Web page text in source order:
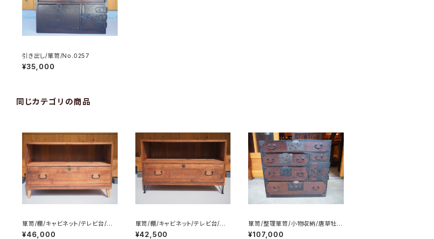
引き出し/箪笥/No.0257
¥35,000
同じカテゴリの商品
箪笥/棚/キャビネット/テレビ台/チ
ェスト/サイドボード/No.0232-2
¥46,000
箪笥/棚/キャビネット/テレビ台/チ
ェスト/サイドボード/No.0232-3
¥42,500
箪笥/整理箪笥/小物収納/唐草牡
丹/カギ付き/No.0119
¥107,000